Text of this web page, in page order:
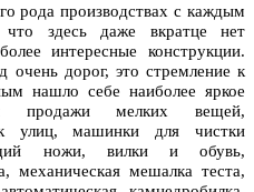
рода производствах с каждым
здесь даже вкратце нет
интересные конструкции.
очень дорог, это стремление к
нашло себе наиболее яркое
продажи мелких вещей,
улиц, машинки для чистки
ножи, вилки и обувь,
механическая мешалка теста,